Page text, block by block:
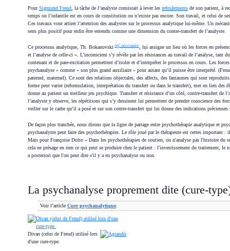
PourSigmund Freud , la tâche de l’analyste consistait à lever les refoulements de son patient, à
temps ou l’infantile est en cours de constitution ou n’existe pas encore. Son travail, et celui de
Ces travaux vont attirer l’attention des analystes sur le processus analytique lui-même. Un
sens plus positif pour enfin être entendu comme une dimension du contre-transfert de l’analyste.
Ce processus analytique, Th. Bokanovski réf. nécessaire
, lui assigne un lieu où les forces en
et l’analyse de celle-ci ». L’inconscient s’y révèle par les résistances au travail de l’analyse,
contenant et de pare-excitation permettent d’isoler et d’interpréter le processus en cours. Les
psychanalyse » comme « son plus grand auxiliaire » pour autant qu’il puisse être interprété.
paternel, maternel). Ce sont des relations objectales, des affects, des fantasmes qui sont
forme peut varier (reformulation, interprétation du transfert ou dans le transfert), met en lien des
donne au patient un meilleur jeu psychique. Transfert et résistance d’un côté, contre-transfert
l’analyste y observe, les répétitions qui s’y dessinent lui permettent de prendre conscience des
veiller sur le cadre qu’il a posé et sur son contre-transfert qui lui donne des indications
De façon plus tranchée, nous dirons que la ligne de partage entre psychothérapie analytique et
psychanalyste peut faire des psychothérapies. Le rôle joué par le thérapeute est certes
Mais pour Françoise Dolto « Dans les psychothérapies de soutien, on n'analyse pas l'histoire
cela ne présage en rien ce qui peut se produire chez le patient : l'investissement du traitement,
a posteriori que l'on peut dire s'il y a eu psychanalyse ou non.
La psychanalyse proprement dite (cure-
Voir l’article Cure psychanalytique.
Divan (celui de Freud) utilisé lors
d'une cure-type.